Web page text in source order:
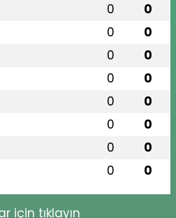
0 0
0 0
0 0
0 0
0 0
0 0
0 0
0 0
için tıklayın